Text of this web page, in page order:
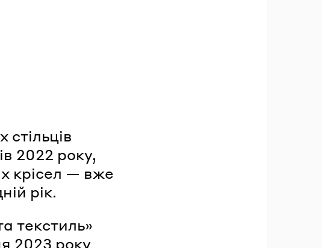
2022 року,
крісел — вже
рік.
текстиль»
2023 року